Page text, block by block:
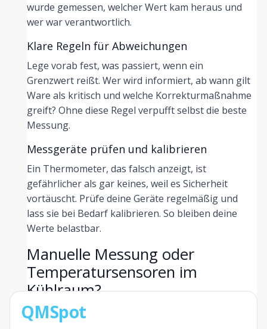
wurde gemessen, welcher Wert kam heraus und
wer war verantwortlich.
Klare Regeln für Abweichungen
Lege vorab fest, was passiert, wenn ein
Grenzwert reißt. Wer wird informiert, ab wann gilt
Ware als kritisch und welche Korrekturmaßnahme
greift? Ohne diese Regel verpufft selbst die beste
Messung.
Messgeräte prüfen und kalibrieren
Ein Thermometer, das falsch anzeigt, ist
gefährlicher als gar keines, weil es Sicherheit
vortäuscht. Prüfe deine Geräte regelmäßig und
lass sie bei Bedarf kalibrieren. So bleiben deine
Werte belastbar.
Manuelle Messung oder
Temperatursensoren im
Kühlraum?
Die klassische manuelle Messung mit
Thermometer und Checkliste ist günstig und für
QMSpot